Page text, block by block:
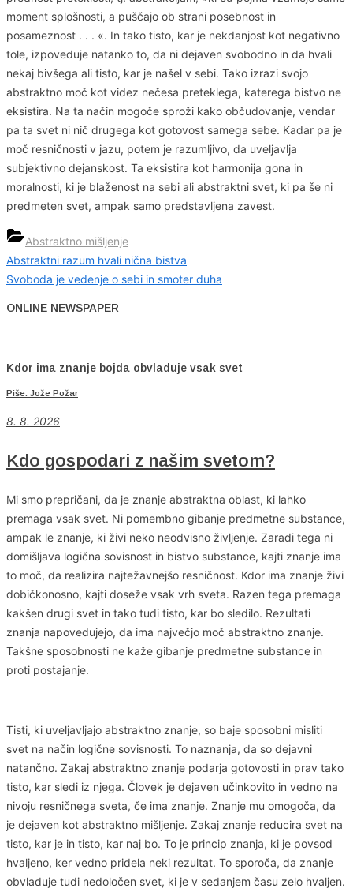
moment splošnosti, a puščajo ob strani posebnost in
posameznost . . . «. In tako tisto, kar je nekdanjost kot negativno
tole, izpoveduje natanko to, da ni dejaven svobodno in da hvali
nekaj bivšega ali tisto, kar je našel v sebi. Tako izrazi svojo
abstraktno moč kot videz nečesa preteklega, katerega bistvo ne
eksistira. Na ta način mogoče sproži kako občudovanje, vendar
pa ta svet ni nič drugega kot gotovost samega sebe. Kadar pa je
moč resničnosti v jazu, potem je razumljivo, da uveljavlja
subjektivno dejanskost. Ta eksistira kot harmonija gona in
moralnosti, ki je blaženost na sebi ali abstraktni svet, ki pa še ni
predmeten svet, ampak samo predstavljena zavest.
Abstraktno mišljenje
Navigacija
Previous
Post:
Abstraktni razum hvali nična bistva
Next
Svoboda je vedenje o sebi in smoter duha
ONLINE NEWSPAPER
Kdor ima znanje bojda obvladuje vsak svet
Piše: Jože Požar
8. 8. 2026
Kdo gospodari z našim svetom?
Mi smo prepričani, da je znanje abstraktna oblast, ki lahko
premaga vsak svet. Ni pomembno gibanje predmetne substance,
ampak le znanje, ki živi neko neodvisno življenje. Zaradi tega ni
domišljava logična sovisnost in bistvo substance, kajti znanje ima
to moč, da realizira najtežavnejšo resničnost. Kdor ima znanje živi
dobičkonosno, kajti doseže vsak vrh sveta. Razen tega premaga
kakšen drugi svet in tako tudi tisto, kar bo sledilo. Rezultati
znanja napovedujejo, da ima največjo moč abstraktno znanje.
Takšne sposobnosti ne kaže gibanje predmetne substance in
proti postajanje.
Tisti, ki uveljavljajo abstraktno znanje, so baje sposobni misliti
svet na način logične sovisnosti. To naznanja, da so dejavni
natančno. Zakaj abstraktno znanje podarja gotovosti in prav tako
tisto, kar sledi iz njega. Človek je dejaven učinkovito in vedno na
nivoju resničnega sveta, če ima znanje. Znanje mu omogoča, da
je dejaven kot abstraktno mišljenje. Zakaj znanje reducira svet na
tisto, kar je in tisto, kar naj bo. To je princip znanja, ki je povsod
hvaljeno, ker vedno pridela neki rezultat. To sporoča, da znanje
obvladuje tudi nedoločen svet, ki je v sedanjem času zelo hvaljen.